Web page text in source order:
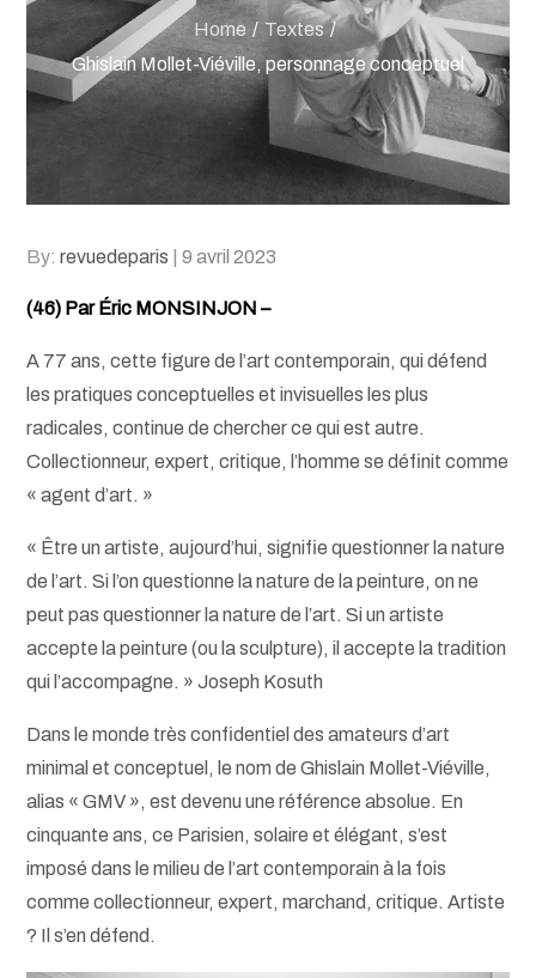
Home
Textes
Ghislain Mollet-Viéville, personnage conceptuel
By:revuedeparis
Posted
9 avril 2023
(46) Par Éric MONSINJON –
A 77 ans, cette figure de l’art contemporain, qui défend
les pratiques conceptuelles et invisuelles les plus
radicales, continue de chercher ce qui est autre.
Collectionneur, expert, critique, l’homme se définit comme
« agent d’art. »
« Être un artiste, aujourd’hui, signifie questionner la nature
de l’art. Si l’on questionne la nature de la peinture, on ne
peut pas questionner la nature de l’art. Si un artiste
accepte la peinture (ou la sculpture), il accepte la tradition
qui l’accompagne. » Joseph Kosuth
Dans le monde très confidentiel des amateurs d’art
minimal et conceptuel, le nom de Ghislain Mollet-Viéville,
alias « GMV », est devenu une référence absolue. En
cinquante ans, ce Parisien, solaire et élégant, s’est
imposé dans le milieu de l’art contemporain à la fois
comme collectionneur, expert, marchand, critique. Artiste
? Il s’en défend.